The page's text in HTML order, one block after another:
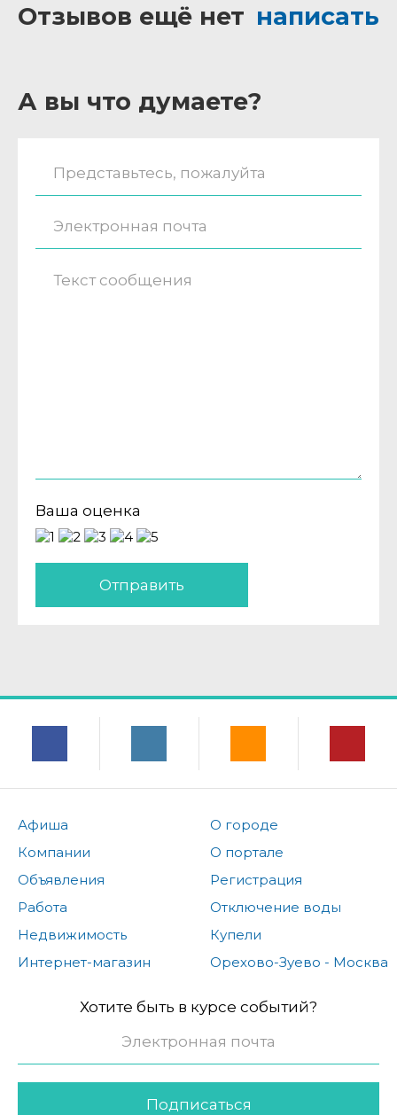
Отзывов ещё нет написать
А вы что думаете?
Ваша оценка
Отправить
Афиша
Компании
Объявления
Работа
Недвижимость
Интернет-магазин
О городе
О портале
Регистрация
Отключение воды
Купели
Орехово-Зуево - Москва
Хотите быть в курсе событий?
Подписаться